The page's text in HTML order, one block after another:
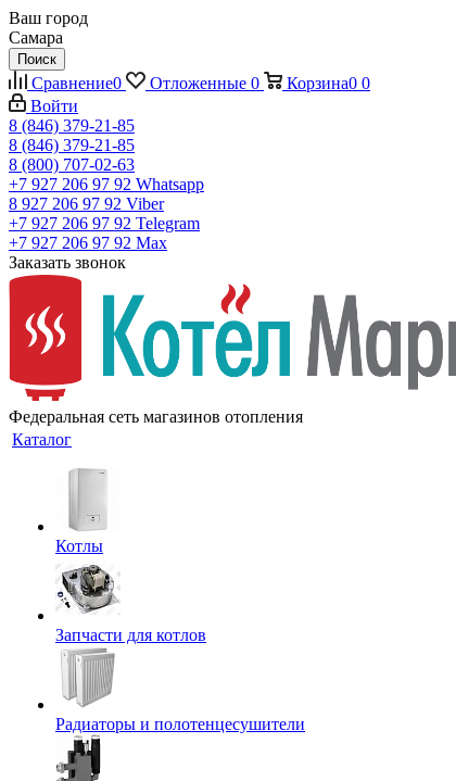
Ваш город
Самара
Поиск
Сравнение0 Отложенные 0 Корзина0 0
Войти
8 (846) 379-21-85
8 (846) 379-21-85
8 (800) 707-02-63
+7 927 206 97 92 Whatsapp
8 927 206 97 92 Viber
+7 927 206 97 92 Telegram
+7 927 206 97 92 Max
Заказать звонок
Федеральная сеть магазинов отопления
Каталог
Котлы
Запчасти для котлов
Радиаторы и полотенцесушители